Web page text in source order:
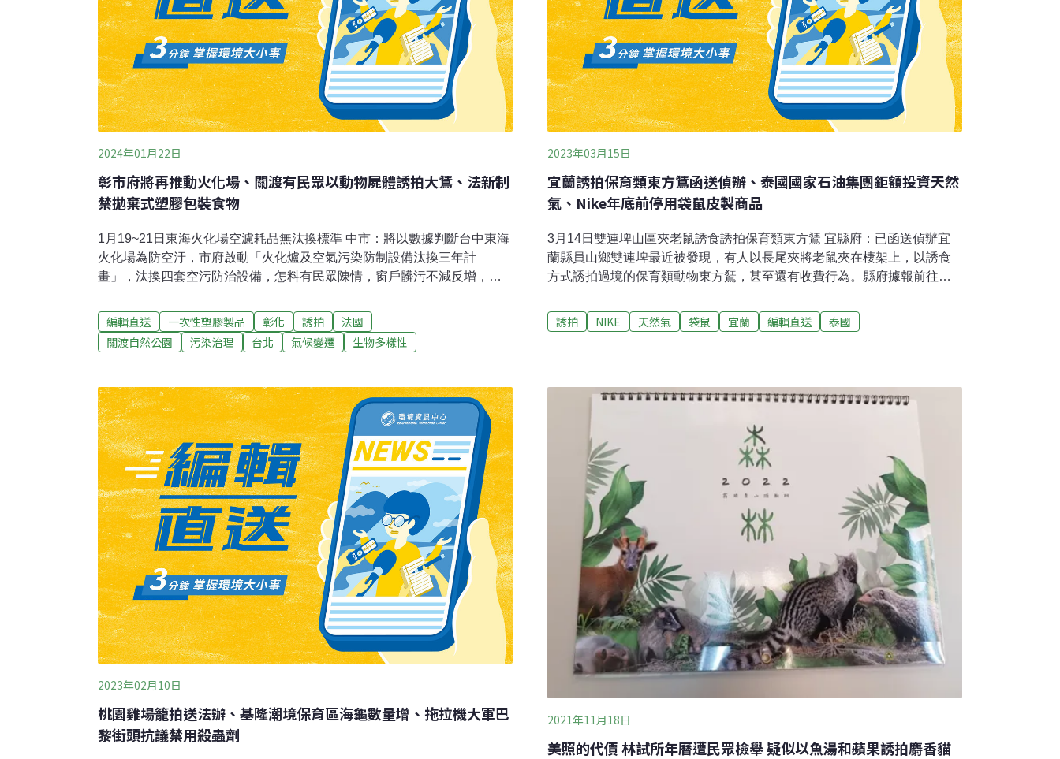
2024年01月22日
彰市府將再推動火化場、關渡有民眾以動物屍體誘拍大鵟、法新制
禁拋棄式塑膠包裝食物
1月19~21日東海火化場空濾耗品無汰換標準 中市：將以數據判斷台中東海
火化場為防空汙，市府啟動「火化爐及空氣污染防制設備汰換三年計
畫」，汰換四套空污防治設備，怎料有民眾陳情，窗戶髒污不減反增，質
準操作、保養維護程序，要求訂定標準。中市府表示，去（2023）年9月
11日起，逐日紀錄設施差數值，作觸維護保養、更換耗材依據，持續監督
操作人員依標準流程保養維護設備。（聯合報報導）彰市火化場反彈大撤
所斥資1400萬將興建藝術生命園區，並規劃一座火化場。不過，因地方反
彈聲浪大自行撤案，但市公所日前在發放春節敬老禮金活動上，表達一定
要推動，地方醞釀重啟抗爭。（公視新聞網報導）
編輯直送 一次性塑膠製品 彰化 誘拍
法國
關渡自然公園
污染治理 台北 氣候變遷 生物多樣性
2023年03月15日
宜蘭誘拍保育類東方鵟函送偵辦、泰國國家石油集團鉅額投資天然
氣、Nike年底前停用袋鼠皮製商品
3月14日雙連埤山區夾老鼠誘食誘拍保育類東方鵟 宜縣府：已函送偵辦宜
蘭縣員山鄉雙連埤最近被發現，有人以長尾夾將老鼠夾在棲架上，以誘食
方式誘拍過境的保育類動物東方鵟，甚至還有收費行為。縣府據報前往稽
食行為，違反野生動物保育法，已將全案函請保育警察偵辦；地主則澄
清，不肖人士的行為與他們無關，已拉起封鎖線禁止進入。（自由時報報
到埔里其實是第一階段，原本計畫中還有第二階段埔里到花蓮，顯示因地
熱與斷層等不確定因素，需要評估後另案核定。立委傅崐萁14日質問行政
團隊，1994年說要另案核定，為何沒下文，交通部長王國材回應，除了工
程上因地質、地熱難度外，所需經費8000億也非常龐大。（公視新聞網報
誘拍 NIKE 天然氣 袋鼠 宜蘭 編輯直送 泰國
2023年02月10日
桃園雞場籠拍送法辦、基隆潮境保育區海龜數量增、拖拉機大軍巴
黎街頭抗議禁用殺蟲劑
2021年11月18日
美照的代價 林試所年曆遭民眾檢舉 疑似以魚湯和蘋果誘拍麝香貓